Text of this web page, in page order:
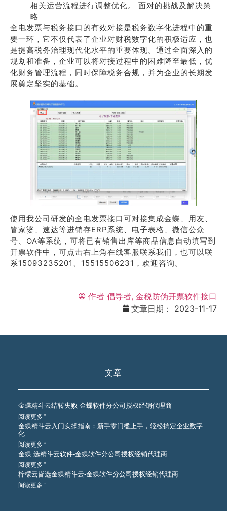
相关运营流程进行调整优化。 面对的挑战及解决策
略
全电发票与税务接口的有效对接是税务数字化进程中的重
要一环，它不仅代表了企业对财税数字化的积极适应，也
是提高税务治理现代化水平的重要体现。通过全面深入的
规划和准备，企业可以将对接过程中的困难降至最低，优
化财务管理流程，同时保障税务合规，并为企业的长期发
展奠定坚实的基础。
使用我公司研发的全电发票接口可对接集成金蝶、用友、
管家婆、速达等进销存ERP系统、电子表格、微信公众
号、OA等系统，可将已有销售出库等商品信息自动填写到
开票软件中，可点击右上角在线客服联系我们，也可以联
系15093235201、15515506231，欢迎咨询。
作者 倡导者, 金税防伪开票软件接口
文章日期：
2023-11-17
文章
金蝶精斗云结转失败-金蝶软件分公司授权经销代理商
阅读更多 ”
金蝶精斗云入门实操指南：新手零门槛上手，轻松搞定企业数字
化
阅读更多 ”
金蝶 选精斗云软件-金蝶软件分公司授权经销代理商
阅读更多 ”
柠檬云皆选金蝶精斗云-金蝶软件分公司授权经销代理商
阅读更多 ”